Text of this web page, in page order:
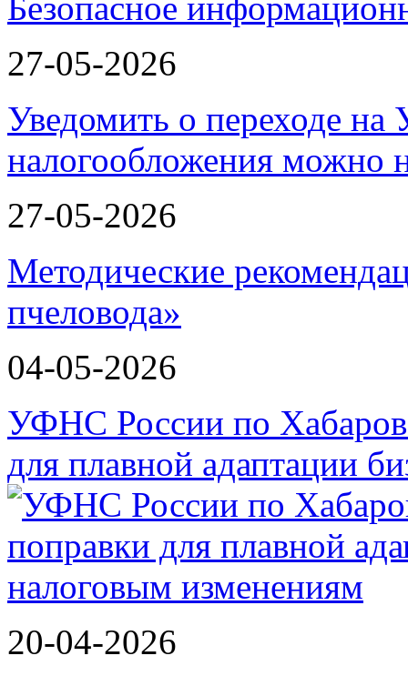
27-05-2026
Уведомить о переходе
налогообложения можно
27-05-2026
Методические
пчеловода»
04-05-2026
УФНС России по
для плавной адаптации
20-04-2026